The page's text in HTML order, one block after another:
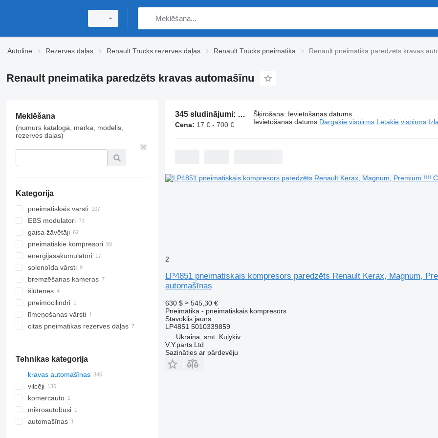
Autoline Rezerves daļas Renault Trucks rezerves daļas Renault Trucks pneimatika Renault pneimatika paredzēts kravas
Renault pneimatika paredzēts kravas automašīnu
Meklēšana
(numurs katalogā, marka, modelis,
rezerves daļas)
Kategorija
pneimatiskais vārsti
EBS modulatori
gaisa žāvētāji
pneimatiskie kompresori
energijasakumulatori
solenoīda vārsti
bremzēšanas kameras
šļūtenes
pneimocilindri
līmeņošanas vārsti
citas pneimatikas rezerves daļas
Tehnikas kategorija
kravas automašīnas
vilcēji
komercauto
mikroautobusi
automašīnas
345 sludinājumi:
Renault pneimatika paredzēts kravas automašīnu
Cena: 17 € - 700 €
Šķirošana: Ievietošanas datums
Ievietošanas datums Dārgākie vispirms Lētākie vispirms
2
LP4851 pneimatiskais kompresors paredzēts Renault Kerax, Magnum,
automašīnas
630 $ ≈ 545,30 €
Pneimatika - pneimatiskais kompresors
Stāvoklisjauns
LP4851 5010339859
Ukraina, smt. Kulykiv
V.Y.parts.Ltd
Sazināties ar pārdevēju